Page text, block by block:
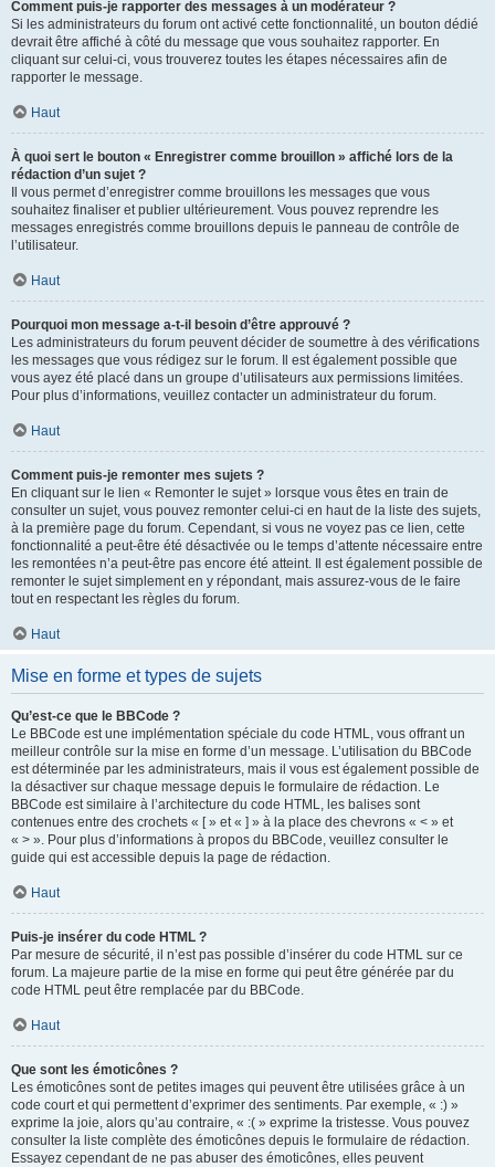
Comment puis-je rapporter des messages à un modérateur ?
Si les administrateurs du forum ont activé cette fonctionnalité, un bouton dédié
devrait être affiché à côté du message que vous souhaitez rapporter. En
cliquant sur celui-ci, vous trouverez toutes les étapes nécessaires afin de
rapporter le message.
Haut
À quoi sert le bouton « Enregistrer comme brouillon » affiché lors de la
rédaction d’un sujet ?
Il vous permet d’enregistrer comme brouillons les messages que vous
souhaitez finaliser et publier ultérieurement. Vous pouvez reprendre les
messages enregistrés comme brouillons depuis le panneau de contrôle de
l’utilisateur.
Haut
Pourquoi mon message a-t-il besoin d’être approuvé ?
Les administrateurs du forum peuvent décider de soumettre à des vérifications
les messages que vous rédigez sur le forum. Il est également possible que
vous ayez été placé dans un groupe d’utilisateurs aux permissions limitées.
Pour plus d’informations, veuillez contacter un administrateur du forum.
Haut
Comment puis-je remonter mes sujets ?
En cliquant sur le lien « Remonter le sujet » lorsque vous êtes en train de
consulter un sujet, vous pouvez remonter celui-ci en haut de la liste des sujets,
à la première page du forum. Cependant, si vous ne voyez pas ce lien, cette
fonctionnalité a peut-être été désactivée ou le temps d’attente nécessaire entre
les remontées n’a peut-être pas encore été atteint. Il est également possible de
remonter le sujet simplement en y répondant, mais assurez-vous de le faire
tout en respectant les règles du forum.
Haut
Mise en forme et types de sujets
Qu’est-ce que le BBCode ?
Le BBCode est une implémentation spéciale du code HTML, vous offrant un
meilleur contrôle sur la mise en forme d’un message. L’utilisation du BBCode
est déterminée par les administrateurs, mais il vous est également possible de
la désactiver sur chaque message depuis le formulaire de rédaction. Le
BBCode est similaire à l’architecture du code HTML, les balises sont
contenues entre des crochets « [ » et « ] » à la place des chevrons « < » et
« > ». Pour plus d’informations à propos du BBCode, veuillez consulter le
guide qui est accessible depuis la page de rédaction.
Haut
Puis-je insérer du code HTML ?
Par mesure de sécurité, il n’est pas possible d’insérer du code HTML sur ce
forum. La majeure partie de la mise en forme qui peut être générée par du
code HTML peut être remplacée par du BBCode.
Haut
Que sont les émoticônes ?
Les émoticônes sont de petites images qui peuvent être utilisées grâce à un
code court et qui permettent d’exprimer des sentiments. Par exemple, « :) »
exprime la joie, alors qu’au contraire, « :( » exprime la tristesse. Vous pouvez
consulter la liste complète des émoticônes depuis le formulaire de rédaction.
Essayez cependant de ne pas abuser des émoticônes, elles peuvent